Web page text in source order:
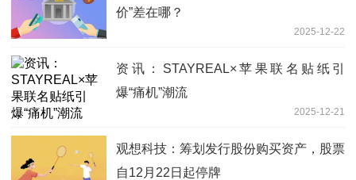
价”差在哪？
2025-12-22
资讯：STAYREAL×苹果联名贴纸引
爆“痛机”潮流
2025-12-21
观想科技：筹划发行股份购买资产，股票
自12月22日起停牌